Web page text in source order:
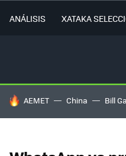
ANÁLISIS XATAKA
HOY SE HABLA DE
AEMET China Bill